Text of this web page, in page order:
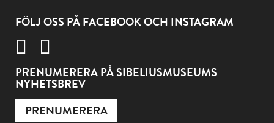
FÖLJ OSS PÅ FACEBOOK OCH INSTAGRAM
PRENUMERERA PÅ SIBELIUSMUSEUMS
NYHETSBREV
PRENUMERERA